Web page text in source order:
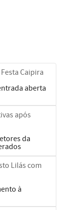
Caipira
aberta
após
da
Lilás com
à